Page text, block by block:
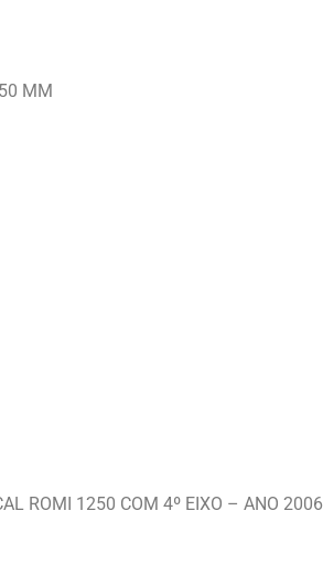
MM
ROMI 1250 COM 4º EIXO – ANO 2006